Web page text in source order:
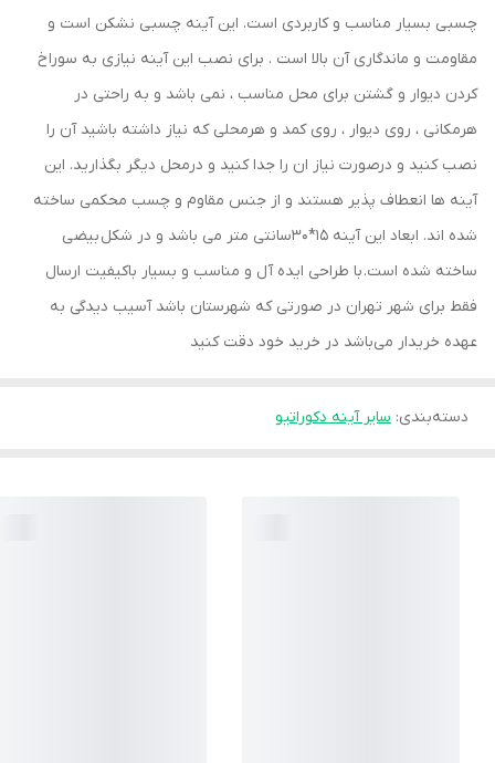
چسبی بسیار مناسب و کاربردی است. این آینه چسبی نشکن است و
مقاومت و ماندگاری آن بالا است . برای نصب این آینه نیازی به سوراخ
کردن دیوار و گشتن برای محل مناسب ، نمی باشد و به راحتی در
هرمکانی ، روی دیوار ، روی کمد و هرمحلی که نیاز داشته باشید آن را
نصب کنید و درصورت نیاز ان را جدا کنید و درمحل دیگر بگذارید. این
آینه ها انعطاف پذیر هستند و از جنس مقاوم و چسب محکمی ساخته
شده اند. ابعاد این آینه 15*30سانتی متر می باشد و در شکل بیضی
ساخته شده است. با طراحی ایده آل و مناسب و بسیار باکیفیت ارسال
فقط برای شهر تهران در صورتی که شهرستان باشد آسیب دیدگی به
عهده خریدار می‌باشد در خرید خود دقت کنید
دسته‌بندی: سایر آینه دکوراتیو